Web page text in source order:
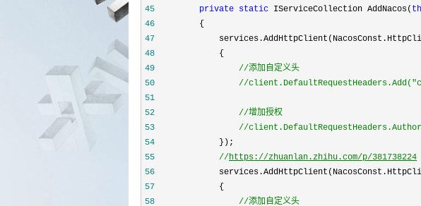
45
private static IServiceCollection AddNacos(
46
47
48
49
//
50
//
51
52
//
53
//
54
55
//https://zhuanlan.zhihu.com/p/381738224
56
57
58
//